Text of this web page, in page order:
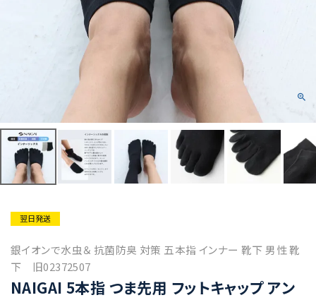
翌日発送
銀イオンで水虫＆ 抗菌防臭 対策 五本指 インナー 靴下 男性 靴
下 旧02372507
NAIGAI 5本指 つま先用 フットキャップ アン